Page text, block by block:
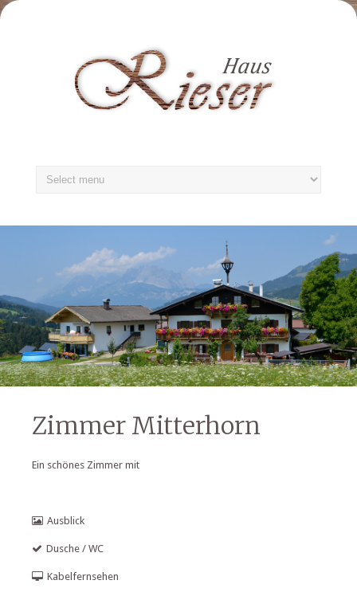
Zimmer Mitterhorn
Ein schönes Zimmer mit
Ausblick
Dusche / WC
Kabelfernsehen